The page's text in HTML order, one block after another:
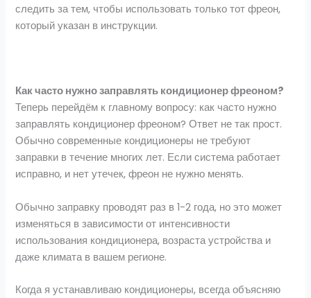
следить за тем, чтобы использовать только тот фреон,
который указан в инструкции.
Как часто нужно заправлять кондиционер фреоном?
Теперь перейдём к главному вопросу: как часто нужно
заправлять кондиционер фреоном? Ответ не так прост.
Обычно современные кондиционеры не требуют
заправки в течение многих лет. Если система работает
исправно, и нет утечек, фреон не нужно менять.
Обычно заправку проводят раз в 1-2 года, но это может
изменяться в зависимости от интенсивности
использования кондиционера, возраста устройства и
даже климата в вашем регионе.
Когда я устанавливаю кондиционеры, всегда объясняю